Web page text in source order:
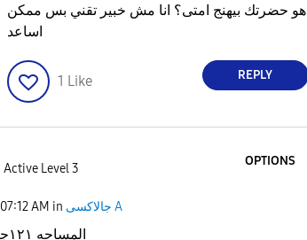
هو حضرتك بيهنج امتى؟ انا مش خبير تقني بس ممكن
اساعد
1 Like REPLY
Active Level 3
OPTIONS
07:12 AM in جالاكسى A
المساحه ١٢١جيحا من ١٢٨